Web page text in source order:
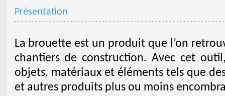
Présentation
La brouette est un produit que l’on
chantiers de construction. Avec cet
objets, matériaux et éléments tels que
et autres produits plus ou moins